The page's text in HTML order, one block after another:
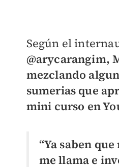
Según el
@arycarangim,
mezclando
sumerias que
mini curso en
“Ya saben
me llama e